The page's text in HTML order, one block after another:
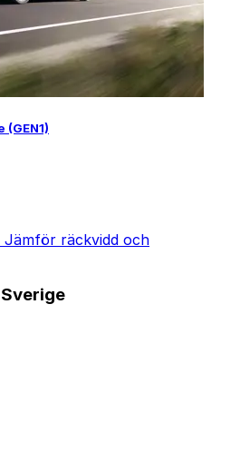
(GEN1)
Jämför räckvidd och